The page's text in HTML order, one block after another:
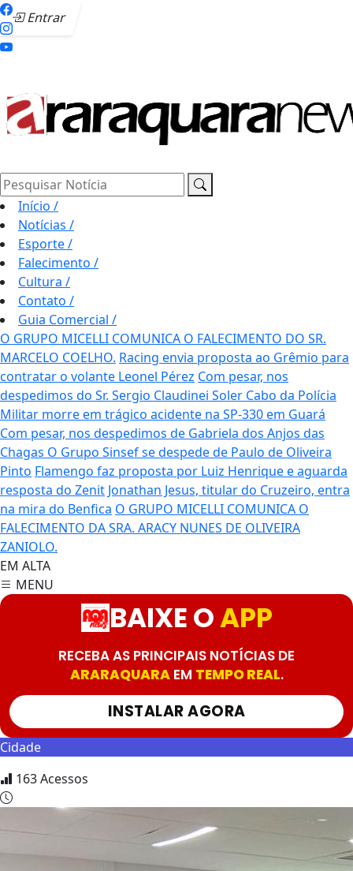
Entrar
Pesquisar Notícia
Início /
Notícias /
Esporte/
Falecimento /
Cultura /
Contato /
Guia Comercial /
O GRUPO MICELLI COMUNICA O FALECIMENTO DO SR.
MARCELO COELHO. Racing envia proposta ao Grêmio para
contratar o volante Leonel Pérez Com pesar, nos
despedimos do Sr. Sergio Claudinei Soler Cabo da Polícia
Militar morre em trágico acidente na SP-330 em Guará
Com pesar, nos despedimos de Gabriela dos Anjos das
Chagas O Grupo Sinsef se despede de Paulo de Oliveira
Pinto Flamengo faz proposta por Luiz Henrique e aguarda
resposta do Zenit Jonathan Jesus, titular do Cruzeiro, entra
na mira do Benfica O GRUPO MICELLI COMUNICA O
FALECIMENTO DA SRA. ARACY NUNES DE OLIVEIRA
ZANIOLO.
EM ALTA
MENU
BAIXE OAPP
RECEBA AS PRINCIPAIS NOTÍCIAS DE
ARARAQUARAEM TEMPO REAL.
INSTALAR AGORA
Cidade
163Acessos